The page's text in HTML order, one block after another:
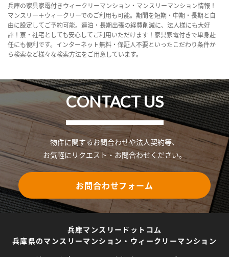
兵庫の家具家電付きウィークリーマンション・マンスリーマンション情報！
マンスリー＋ウィークリーでのご利用も可能。期間を短期・中期・長期と自
由に設定してご予約可能。連泊・長期出張の経費削減に、法人様にも大好
評！寮・社宅としても安心してご利用いただけます！家具家電付きで単身赴
任にも便利です。インターネット無料・保証人不要といったこだわり条件か
ら検索など様々な検索方法をご用意しています。
CONTACT US
物件に関するお問合わせや法人契約等、
お気軽にリクエスト・お問合わせください。
お問合わせフォーム
兵庫マンスリードットコム
兵庫県のマンスリーマンション・ウィークリーマンション